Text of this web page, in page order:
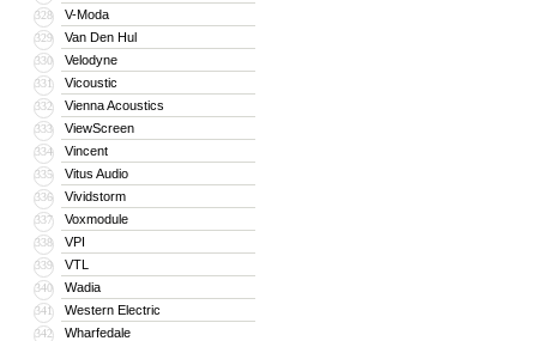
328 V-Moda
329 Van Den Hul
330 Velodyne
331 Vicoustic
332 Vienna Acoustics
333 ViewScreen
334 Vincent
335 Vitus Audio
336 Vividstorm
337 Voxmodule
338 VPI
339 VTL
340 Wadia
341 Western Electric
342 Wharfedale